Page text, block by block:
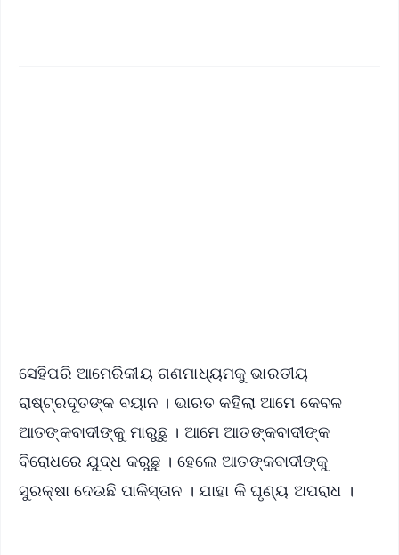
ସେହିପରି ଆମେରିକୀୟ ଗଣମାଧ୍ୟମକୁ ଭାରତୀୟ
ରାଷ୍ଟ୍ରଦୂତଙ୍କ ବୟାନ । ଭାରତ କହିଲା ଆମେ କେବଳ
ଆତଙ୍କବାଦୀଙ୍କୁ ମାରୁଛୁ । ଆମେ ଆତଙ୍କବାଦୀଙ୍କ
ବିରୋଧରେ ଯୁଦ୍ଧ କରୁଛୁ । ହେଲେ ଆତଙ୍କବାଦୀଙ୍କୁ
ସୁରକ୍ଷା ଦେଉଛି ପାକିସ୍ତାନ । ଯାହା କି ଘୃଣ୍ୟ ଅପରାଧ ।